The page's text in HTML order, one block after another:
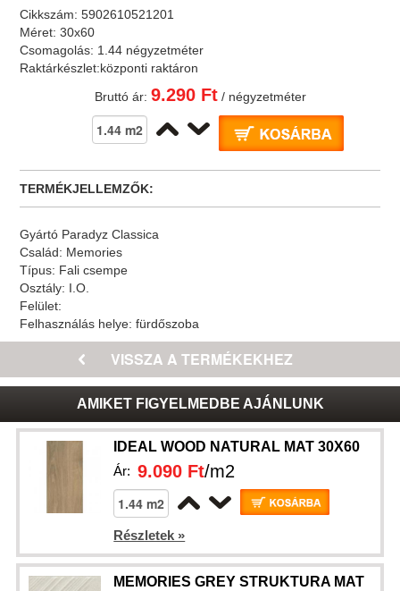
Cikkszám:5902610521201
Méret:30x60
Csomagolás: 1.44 négyzetméter
Raktárkészlet:központi raktáron
Bruttó ár: 9.290 Ft/ négyzetméter
TERMÉKJELLEMZŐK:
Gyártó Paradyz Classica
Család: Memories
Típus: Fali csempe
Osztály: I.O.
Felület:
Felhasználás helye:fürdőszoba
AMIKET FIGYELMEDBE AJÁNLUNK
IDEAL WOOD NATURAL MAT 30X60
Ár:9.090 Ft/m2
Részletek »
MEMORIES GREY STRUKTURA MAT